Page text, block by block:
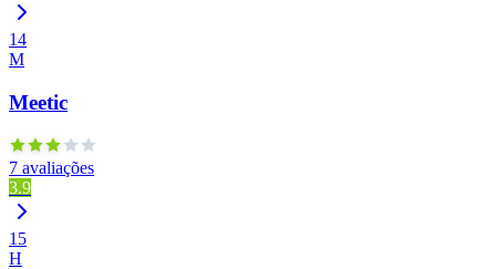
14
M
Meetic
7 avaliações
3.9
15
H